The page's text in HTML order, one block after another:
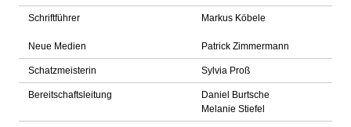
Schriftführer
Neue Medien
Markus Köbele
Patrick Zimmermann
Schatzmeisterin Sylvia Proß
Bereitschaftsleitung
Daniel Burtsche
Melanie Stiefel